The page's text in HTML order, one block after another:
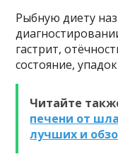
Рыбную диету
гастрит,
состояние,
Читайте
печени от
лучших и